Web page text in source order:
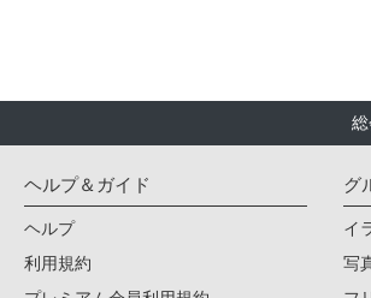
ヘルプ＆ガイド
ヘルプ
利用規約
グ
イ
写